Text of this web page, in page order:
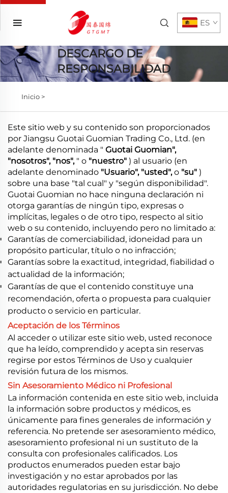
ES
DESCARGO DE
RESPONSABILIDAD
Inicio >
Este sitio web y su contenido son proporcionados
por Jiangsu Guotai Guomian Trading Co., Ltd. (en
adelante denominada " Guotai Guomian",
"nosotros", "nos", " o "nuestro" ) al usuario (en
adelante denominado "Usuario", "usted",o "su" )
sobre una base "tal cual" y "según disponibilidad".
Guotai Guomian no hace ninguna declaración ni
otorga garantías de ningún tipo, expresas o
implícitas, legales o de otro tipo, respecto al sitio
web o su contenido, incluyendo pero no limitado a:
Garantías de comerciabilidad, idoneidad para un
propósito particular, título o no infracción;
Garantías sobre la exactitud, integridad, fiabilidad o
actualidad de la información;
Garantías de que el contenido constituye una
recomendación, oferta o propuesta para cualquier
producto o servicio en particular.
Aceptación de los Términos
Al acceder o utilizar este sitio web, usted reconoce
que ha leído, comprendido y acepta sin reservas
regirse por estos Términos de Uso y cualquier
revisión futura de los mismos.
Sin Asesoramiento Médico ni Profesional
La información contenida en este sitio web, incluida
la información sobre productos y médicos, es
únicamente para fines generales de información y
referencia. No pretende ser asesoramiento médico,
asesoramiento profesional ni un sustituto de la
consulta con profesionales calificados. Los
productos enumerados pueden estar bajo
investigación y no estar aprobados por las
autoridades regulatorias en su jurisdicción. No debe